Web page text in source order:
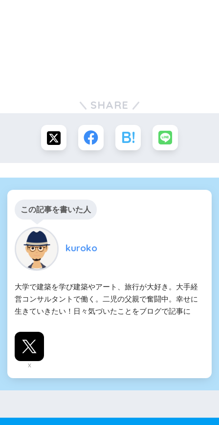
SHARE
この記事を書いた人
kuroko
大学で建築を学び建築やアート、旅行が大好き。大手経
営コンサルタントで働く。二児の父親で奮闘中。幸せに
生きていきたい！日々気づいたことをブログで記事に
X